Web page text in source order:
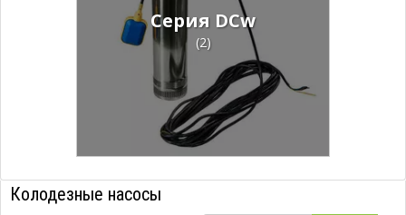
Серия DCw
(2)
Колодезные насосы